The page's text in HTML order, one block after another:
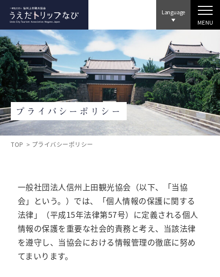
Language
MENU
プライバシーポリシー
TOP プライバシーポリシー
一般社団法人信州上田観光協会（以下、「当協
会」という。）では、「個人情報の保護に関する
法律」（平成15年法律第57号）に定義される個人
情報の保護を重要な社会的責務と考え、当該法律
を遵守し、当協会における情報管理の徹底に努め
てまいります。